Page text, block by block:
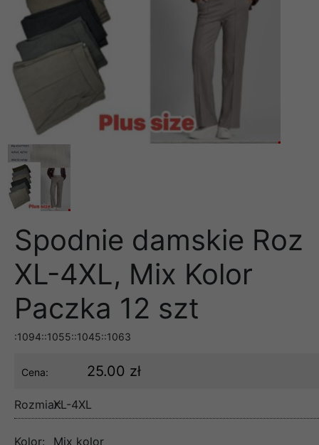
Spodnie damskie Roz
XL-4XL, Mix Kolor
Paczka 12 szt
:1094::1055::1045::1063
Cena: 25.00 zł
Rozmiar:XL-4XL
Kolor: Mix kolor